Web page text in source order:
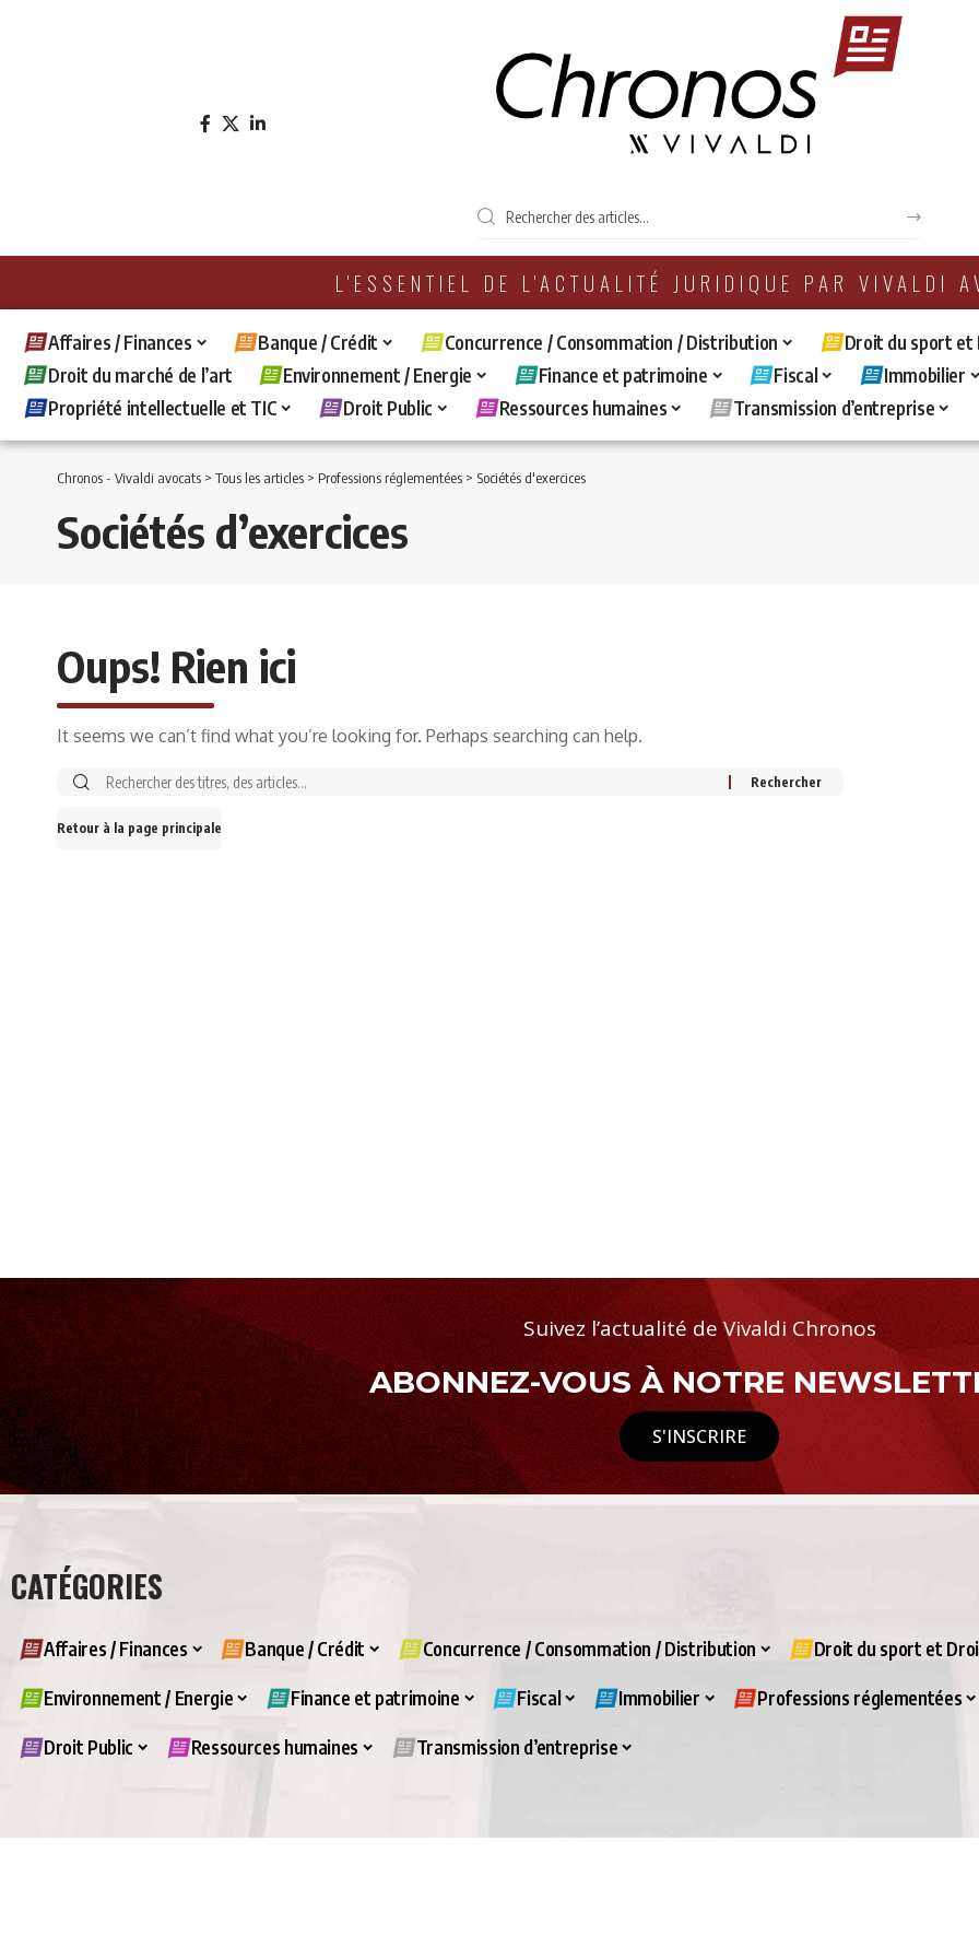
L'ESSENTIEL DE L'ACTUALITÉ JURIDIQUE PAR VIVALDI
Affaires / Finances Banque / Crédit Concurrence / Consommation / Distribution
Droit du sport et
Droit du marché de l’art
Environnement / Energie Finance et patrimoine Fiscal
Immobilier
Propriété intellectuelle et TIC
Droit Public Ressources humaines Transmission d’entreprise
Chronos - Vivaldi avocats > Tous les articles > Professions réglementées > Sociétés d'exercices
Sociétés d’exercices
Oups! Rien ici
It seems we can’t find what you’re looking for. Perhaps searching can help.
Retour à la page principale
Suivez l’actualité de Vivaldi Chronos
ABONNEZ-VOUS À NOTRE
S'INSCRIRE
CATÉGORIES
Affaires / Finances Banque / Crédit Concurrence / Consommation / Distribution Droit du sport et
Environnement / Energie Finance et patrimoine Fiscal Immobilier Professions réglementées
Droit Public Ressources humaines Transmission d’entreprise